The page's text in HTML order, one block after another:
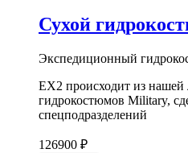
Сухой
Экспедиционный
EX2 происходит из нашей
гидрокостюмов Military,
спецподразделений
126900 ₽